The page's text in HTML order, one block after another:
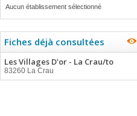
Aucun établissement sélectionné
Fiches déjà consultées
Les Villages D'or - La Crau/to
83260 La Crau